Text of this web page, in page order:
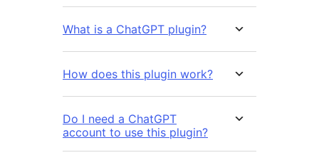
What is a ChatGPT plugin?
How does this plugin work?
Do I need a ChatGPT
account to use this plugin?